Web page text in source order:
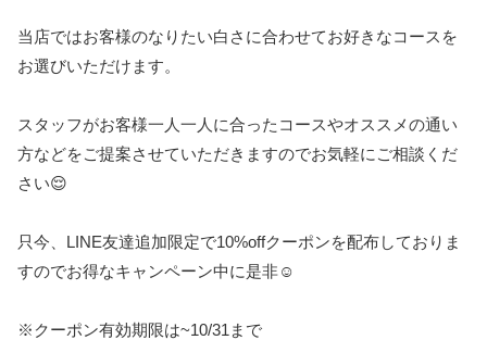
当店ではお客様のなりたい白さに合わせてお好きなコースを
お選びいただけます。
スタッフがお客様一人一人に合ったコースやオススメの通い
方などをご提案させていただきますのでお気軽にご相談くだ
さい😌
只今、 LINE友達追加限定で10%offクーポンを配布しておりま
すのでお得なキャンペーン中に是非☺️
※ クーポン有効期限は~10/31 まで